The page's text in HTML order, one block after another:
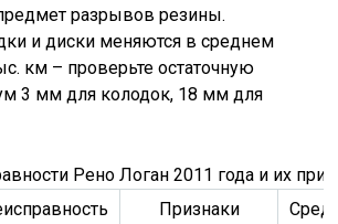
разрывов резины.
и диски меняются в среднем
км – проверьте остаточную
3 мм для колодок, 18 мм для
Рено Логан 2011 года и их
Признаки